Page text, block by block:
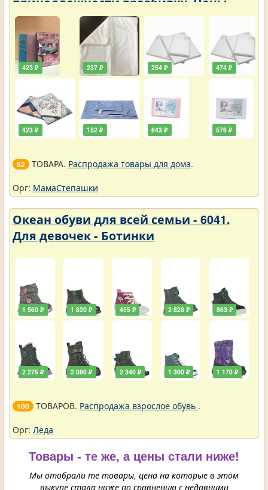
упали
423 ₽
423 ₽
237 ₽
152 ₽
254 ₽
643 ₽
474 ₽
576 ₽
52 ТОВАРА. Распродажа товары для дома.
Орг: МамаСтепашки
Океан обуви для всей семьи - 6041.
Для девочек - Ботинки
1 560 ₽
2 275 ₽
1 820 ₽
2 080 ₽
455 ₽
2 340 ₽
2 828 ₽
1 300 ₽
863 ₽
1 170 ₽
100 ТОВАРОВ. Распродажа взрослое обувь .
Орг: Леда
Товары - те же, а цены стали ниже!
Мы отобрали те товары, цена на которые в этом
выкупе стала ниже по сравнению с недавними